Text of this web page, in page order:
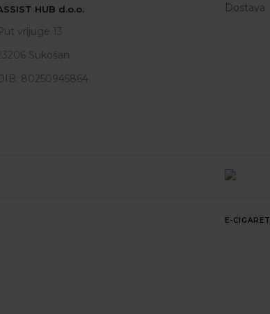
HUB d.o.o.
vrljuge 13
Sukošan
80250945864
Dostava
E-